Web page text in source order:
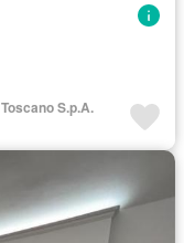
S.p.A.